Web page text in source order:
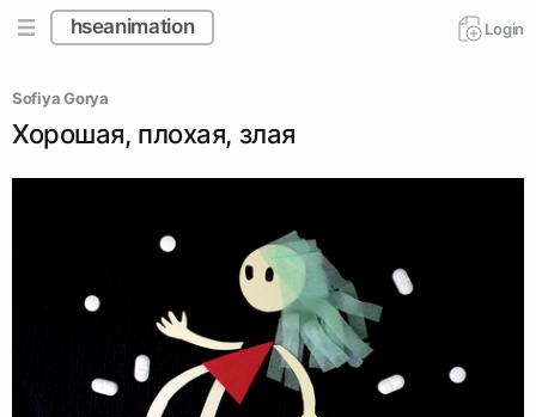
hseanimation Login
Sofiya Gorya
Хорошая, плохая, злая